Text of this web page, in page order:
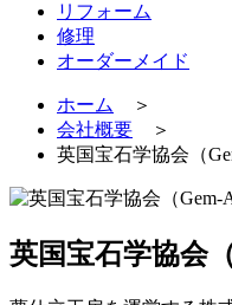
リフォーム
修理
オーダーメイド
ホーム
＞
会社概要 ＞
英国宝石学協会（
英国宝石学協会